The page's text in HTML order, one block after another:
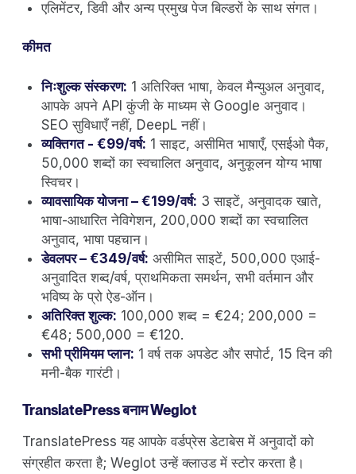
एलिमेंटर, डिवी और अन्य प्रमुख पेज बिल्डरों के साथ संगत।
कीमत
निःशुल्क संस्करण: 1 अतिरिक्त भाषा, केवल मैन्युअल अनुवाद,
आपके अपने API कुंजी के माध्यम से Google अनुवाद।
SEO सुविधाएँ नहीं, DeepL नहीं।
व्यक्तिगत - €99/वर्ष: 1 साइट, असीमित भाषाएँ, एसईओ पैक,
50,000 शब्दों का स्वचालित अनुवाद, अनुकूलन योग्य भाषा
स्विचर।
व्यावसायिक योजना – €199/वर्ष: 3 साइटें, अनुवादक खाते,
भाषा-आधारित नेविगेशन, 200,000 शब्दों का स्वचालित
अनुवाद, भाषा पहचान।
डेवलपर – €349/वर्ष: असीमित साइटें, 500,000 एआई-
अनुवादित शब्द/वर्ष, प्राथमिकता समर्थन, सभी वर्तमान और
भविष्य के प्रो ऐड-ऑन।
अतिरिक्त शुल्क: 100,000 शब्द = €24; 200,000 =
€48; 500,000 = €120.
सभी प्रीमियम प्लान: 1 वर्ष तक अपडेट और सपोर्ट, 15 दिन की
मनी-बैक गारंटी।
TranslatePress बनाम Weglot
TranslatePress यह आपके वर्डप्रेस डेटाबेस में अनुवादों को
संग्रहीत करता है; Weglot उन्हें क्लाउड में स्टोर करता है।